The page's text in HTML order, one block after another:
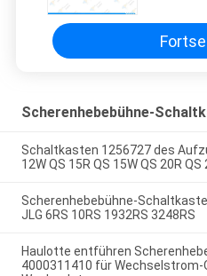
Scherenhebebühne-
Schaltkasten 1256727 des
12W QS 15R QS 15W QS 20R QS
Scherenhebebühne-
JLG 6RS 10RS 1932RS 3248RS
Haulotte entführen
4000311410 für Wechselstrom-